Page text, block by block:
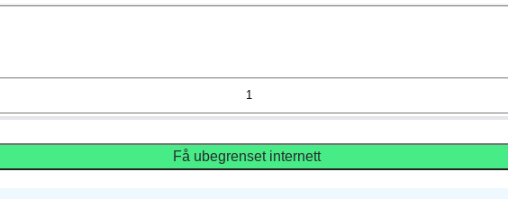
Få ubegrenset internett